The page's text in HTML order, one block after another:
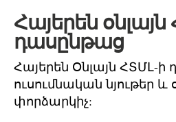
Հայերեն օնլայն
դասընթաց
Հայերեն Օնլայն ՀՏՄԼ-
ուսումնական նյութեր և
փորձարկիչ: